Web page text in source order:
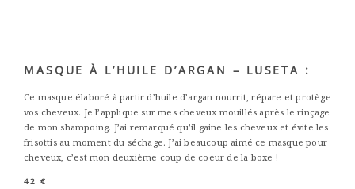
MASQUE À L’HUILE D’ARGAN – LUSETA :
Ce masque élaboré à partir d’huile d’argan nourrit, répare et protège
vos cheveux. Je l’applique sur mes cheveux mouillés après le rinçage
de mon shampoing. J’ai remarqué qu’il gaine les cheveux et évite les
frisottis au moment du séchage. J’ai beaucoup aimé ce masque pour
cheveux, c’est mon deuxième coup de coeur de la boxe !
42 €